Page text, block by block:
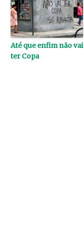
Até que enfim não vai
ter Copa